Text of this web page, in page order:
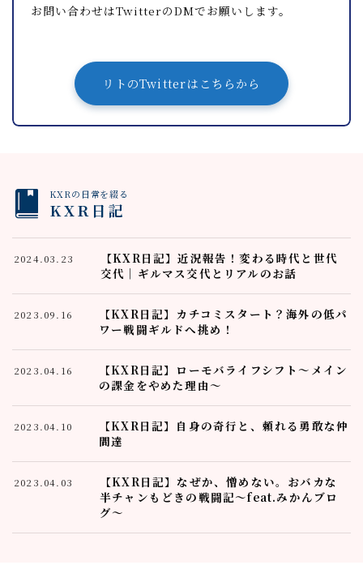
お問い合わせはTwitterのDMでお願いします。
リトのTwitterはこちらから
KXRの日常を綴る
KXR日記
【KXR日記】近況報告！変わる時代と世代
交代｜ギルマス交代とリアルのお話
2024.03.23
【KXR日記】カチコミスタート？海外の低パ
ワー戦闘ギルドへ挑め！
2023.09.16
【KXR日記】ローモバライフシフト～メイン
の課金をやめた理由～
2023.04.16
【KXR日記】自身の奇行と、頼れる勇敢な仲
間達
2023.04.10
【KXR日記】なぜか、憎めない。おバカな
半チャンもどきの戦闘記～feat.みかんブロ
グ～
2023.04.03